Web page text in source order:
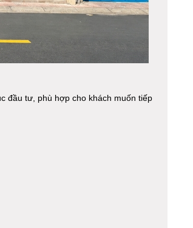
đầu tư, phù hợp cho khách muốn tiếp